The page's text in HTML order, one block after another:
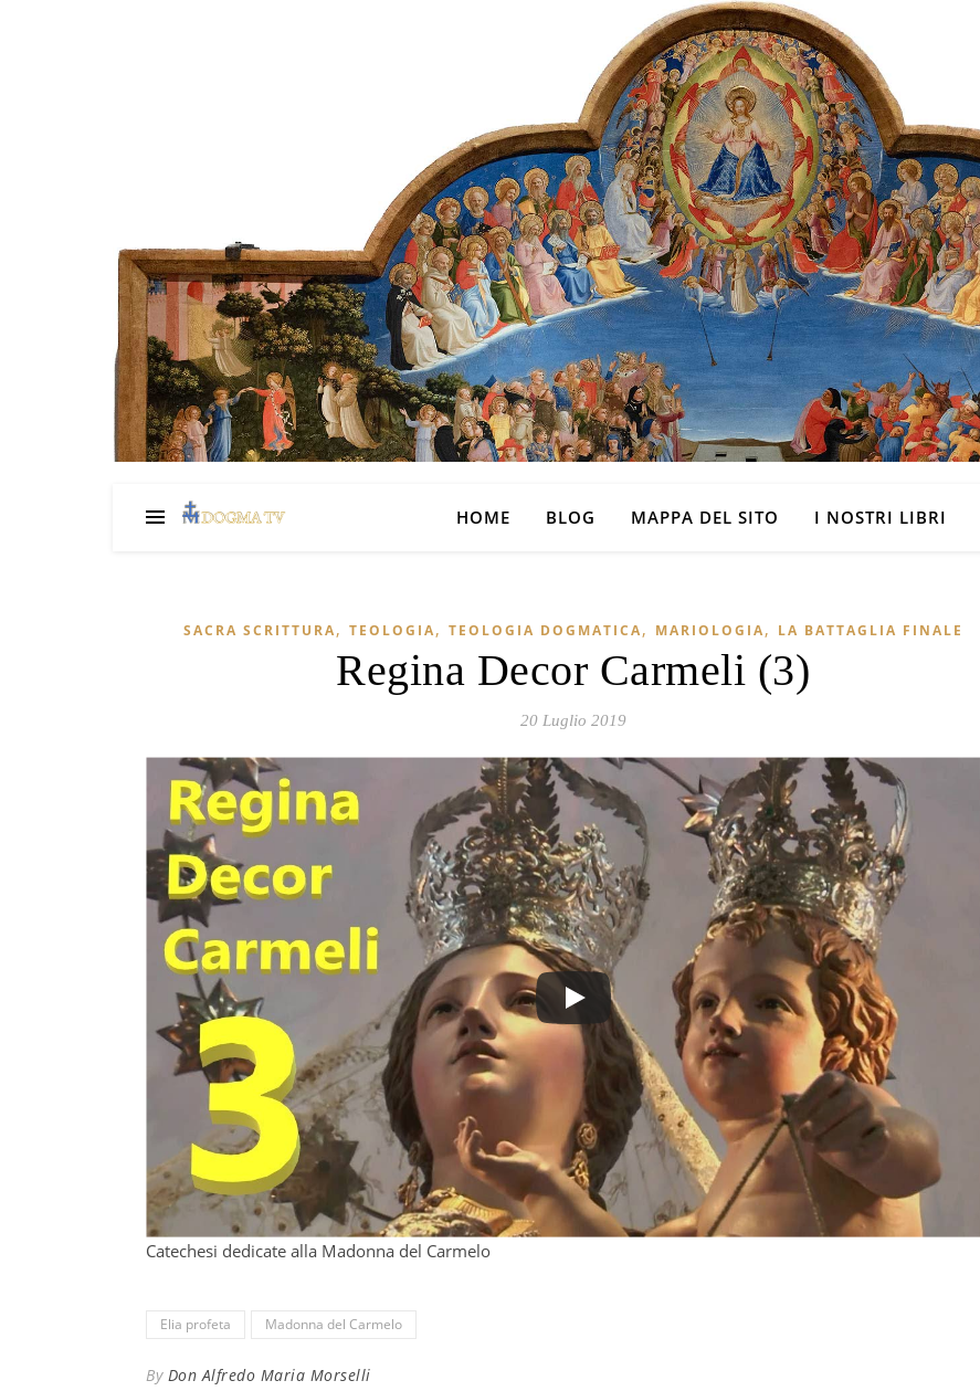
HOME BLOG MAPPA DEL SITO I NOSTRI LIBRI
SACRA SCRITTURA, TEOLOGIA, TEOLOGIA DOGMATICA, MARIOLOGIA, LA BATTAGLIA FINALE
Regina Decor Carmeli (3)
20 Luglio 2019
Catechesi dedicate alla Madonna del Carmelo
Elia profeta Madonna del Carmelo
By Don Alfredo Maria Morselli